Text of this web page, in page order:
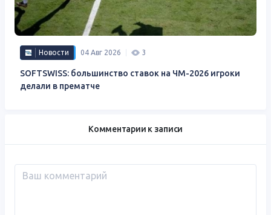
Новости 04 Авг 2026 3
SOFTSWISS: большинство ставок на ЧМ-2026 игроки
делали в прематче
Комментарии к записи